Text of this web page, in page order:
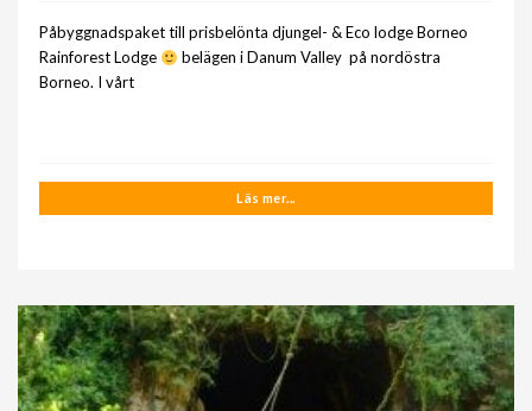
Påbyggnadspaket till prisbelönta djungel- & Eco lodge Borneo
Rainforest Lodge
belägen i Danum Valley på nordöstra
Borneo. I vårt
Läs mer...